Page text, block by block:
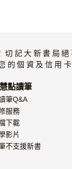
切記大新書局
的個資及信用
點讀筆
筆Q&A
服務
下載
影片
不支援新書